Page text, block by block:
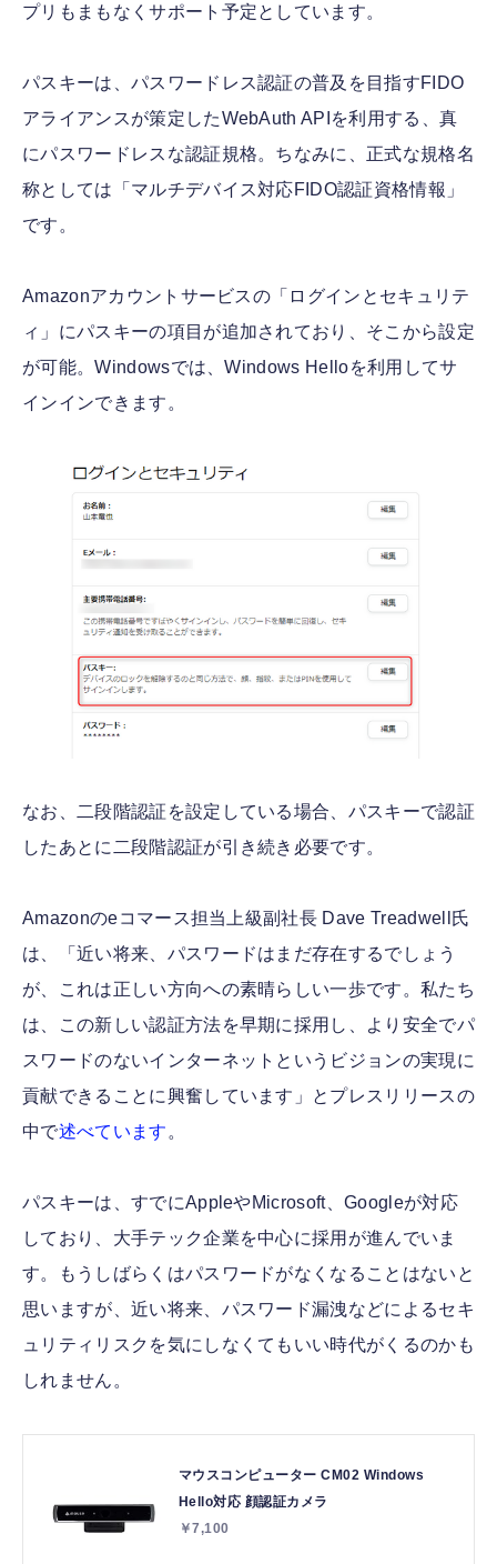
プリもまもなくサポート予定としています。
パスキーは、パスワードレス認証の普及を目指すFIDO
アライアンスが策定したWebAuth APIを利用する、真
にパスワードレスな認証規格。ちなみに、正式な規格名
称としては「マルチデバイス対応FIDO認証資格情報」
です。
Amazonアカウントサービスの「ログインとセキュリテ
ィ」にパスキーの項目が追加されており、そこから設定
が可能。Windowsでは、Windows Helloを利用してサ
インインできます。
なお、二段階認証を設定している場合、パスキーで認証
したあとに二段階認証が引き続き必要です。
Amazonのeコマース担当上級副社長 Dave Treadwell氏
は、「近い将来、パスワードはまだ存在するでしょう
が、これは正しい方向への素晴らしい一歩です。私たち
は、この新しい認証方法を早期に採用し、より安全でパ
スワードのないインターネットというビジョンの実現に
貢献できることに興奮しています」とプレスリリースの
中で述べています。
パスキーは、すでにAppleやMicrosoft、Googleが対応
しており、大手テック企業を中心に採用が進んでいま
す。もうしばらくはパスワードがなくなることはないと
思いますが、近い将来、パスワード漏洩などによるセキ
ュリティリスクを気にしなくてもいい時代がくるのかも
しれません。
マウスコンピューター CM02 Windows
Hello対応 顔認証カメラ
￥7,100